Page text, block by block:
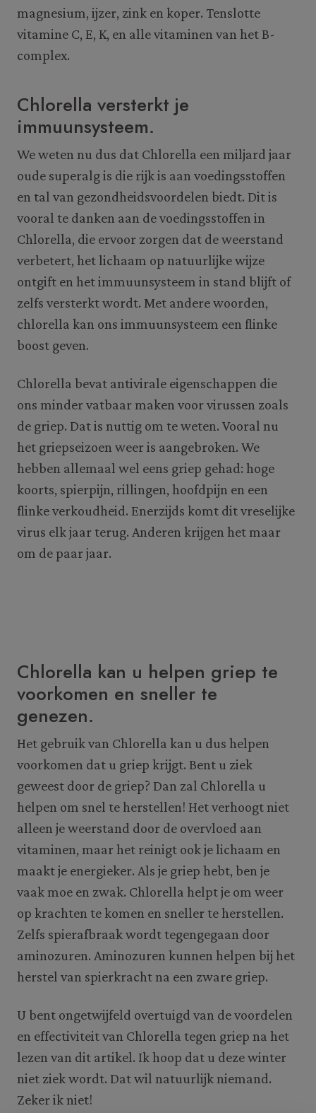
magnesium, ijzer, zink en koper. Tenslotte
vitamine C, E, K, en alle vitaminen van het B-
complex.
Chlorella versterkt je
immuunsysteem.
We weten nu dus dat Chlorella een miljard jaar
oude superalg is die rijk is aan voedingsstoffen
en tal van gezondheidsvoordelen biedt. Dit is
vooral te danken aan de voedingsstoffen in
Chlorella, die ervoor zorgen dat de weerstand
verbetert, het lichaam op natuurlijke wijze
ontgift en het immuunsysteem in stand blijft of
zelfs versterkt wordt. Met andere woorden,
chlorella kan ons immuunsysteem een flinke
boost geven.
Chlorella bevat antivirale eigenschappen die
ons minder vatbaar maken voor virussen zoals
de griep. Dat is nuttig om te weten. Vooral nu
het griepseizoen weer is aangebroken. We
hebben allemaal wel eens griep gehad: hoge
koorts, spierpijn, rillingen, hoofdpijn en een
flinke verkoudheid. Enerzijds komt dit vreselijke
virus elk jaar terug. Anderen krijgen het maar
om de paar jaar.
Chlorella kan u helpen griep te
voorkomen en sneller te
genezen.
Het gebruik van Chlorella kan u dus helpen
voorkomen dat u griep krijgt. Bent u ziek
geweest door de griep? Dan zal Chlorella u
helpen om snel te herstellen! Het verhoogt niet
alleen je weerstand door de overvloed aan
vitaminen, maar het reinigt ook je lichaam en
maakt je energieker. Als je griep hebt, ben je
vaak moe en zwak. Chlorella helpt je om weer
op krachten te komen en sneller te herstellen.
Zelfs spierafbraak wordt tegengegaan door
aminozuren. Aminozuren kunnen helpen bij het
herstel van spierkracht na een zware griep.
U bent ongetwijfeld overtuigd van de voordelen
en effectiviteit van Chlorella tegen griep na het
lezen van dit artikel. Ik hoop dat u deze winter
niet ziek wordt. Dat wil natuurlijk niemand.
Zeker ik niet!